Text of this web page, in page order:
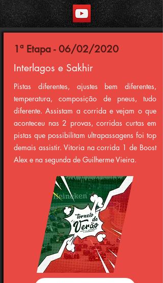
1ª Etapa - 06/02/2020
Interlagos e Sakhir
Pistas diferentes, ajustes bem diferentes,
temperatura, composição de pneus, tudo
diferente. Assistam a corrida e vejam o que
aconteceu nas 2 provas, corridas curtas em
pistas que possibilitam ultrapassagens foi top
demais assistir. Vitoria na corrida 1 de Boost
Alex e na segunda de Guilherme Vieira.